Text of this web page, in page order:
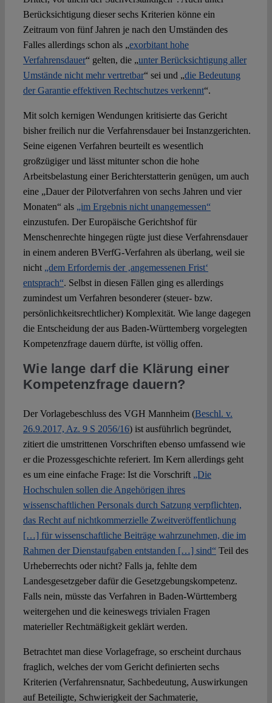
Berücksichtigung dieser sechs Kriterien könne ein
Zeitraum von fünf Jahren je nach den Umständen des
Falles allerdings schon als „exorbitant hohe
Verfahrensdauer“ gelten, die „unter Berücksichtigung aller
Umstände nicht mehr vertretbar“ sei und „die Bedeutung
der Garantie effektiven Rechtschutzes verkennt“.
Mit solch kernigen Wendungen kritisierte das Gericht
bisher freilich nur die Verfahrensdauer bei Instanzgerichten.
Seine eigenen Verfahren beurteilt es wesentlich
großzügiger und lässt mitunter schon die hohe
Arbeitsbelastung einer Berichterstatterin genügen, um auch
eine „Dauer der Pilotverfahren von sechs Jahren und vier
Monaten“ als „im Ergebnis nicht unangemessen“
einzustufen. Der Europäische Gerichtshof für
Menschenrechte hingegen rügte just diese Verfahrensdauer
in einem anderen BVerfG-Verfahren als überlang, weil sie
nicht „dem Erfordernis der ‚angemessenen Frist‘
entsprach“. Selbst in diesen Fällen ging es allerdings
zumindest um Verfahren besonderer (steuer- bzw.
persönlichkeitsrechtlicher) Komplexität. Wie lange dagegen
die Entscheidung der aus Baden-Württemberg vorgelegten
Kompetenzfrage dauern dürfte, ist völlig offen.
Wie lange darf die Klärung einer
Kompetenzfrage dauern?
Der Vorlagebeschluss des VGH Mannheim (Beschl. v.
26.9.2017, Az. 9 S 2056/16) ist ausführlich begründet,
zitiert die umstrittenen Vorschriften ebenso umfassend wie
er die Prozessgeschichte referiert. Im Kern allerdings geht
es um eine einfache Frage: Ist die Vorschrift „Die
Hochschulen sollen die Angehörigen ihres
wissenschaftlichen Personals durch Satzung verpflichten,
das Recht auf nichtkommerzielle Zweitveröffentlichung
[…] für wissenschaftliche Beiträge wahrzunehmen, die im
Rahmen der Dienstaufgaben entstanden […] sind“Teil des
Urheberrechts oder nicht? Falls ja, fehlte dem
Landesgesetzgeber dafür die Gesetzgebungskompetenz.
Falls nein, müsste das Verfahren in Baden-Württemberg
weitergehen und die keineswegs trivialen Fragen
materieller Rechtmäßigkeit geklärt werden.
Betrachtet man diese Vorlagefrage, so erscheint durchaus
fraglich, welches der vom Gericht definierten sechs
Kriterien (Verfahrensnatur, Sachbedeutung, Auswirkungen
auf Beteiligte, Schwierigkeit der Sachmaterie,